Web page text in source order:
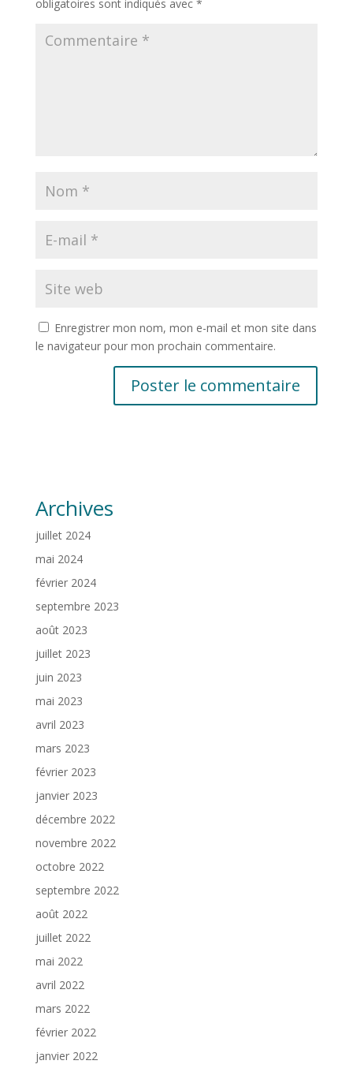
obligatoires sont indiqués avec *
Enregistrer mon nom, mon e-mail et mon site dans
le navigateur pour mon prochain commentaire.
Archives
juillet 2024
mai 2024
février 2024
septembre 2023
août 2023
juillet 2023
juin 2023
mai 2023
avril 2023
mars 2023
février 2023
janvier 2023
décembre 2022
novembre 2022
octobre 2022
septembre 2022
août 2022
juillet 2022
mai 2022
avril 2022
mars 2022
février 2022
janvier 2022